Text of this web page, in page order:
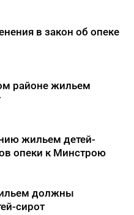
в закон об опеке
районе жильем
жильем детей-
опеки к Минстрою
должны
сирот